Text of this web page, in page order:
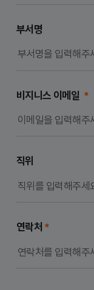
부서명
비지니스 이메일 *
직위
연락처 *